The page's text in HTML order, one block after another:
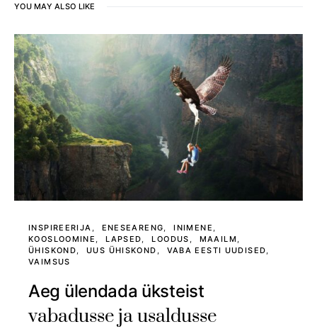
YOU MAY ALSO LIKE
INSPIREERIJA ENESEARENG
INIMENE
KOOSLOOMINE
LAPSED LOODUS
MAAILM
ÜHISKOND
UUS ÜHISKOND
VABA EESTI UUDISED
VAIMSUS
Aeg ülendada üksteist
vabadusse ja usaldusse